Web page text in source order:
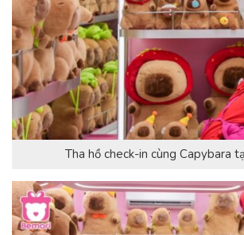
Tha hồ check-in cùng Capybara